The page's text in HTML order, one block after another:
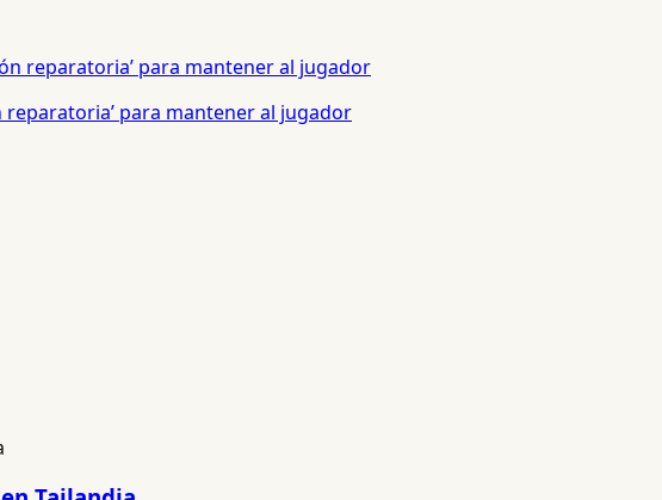
reparatoria’ para mantener al jugador